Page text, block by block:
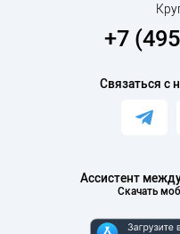
Ассистент
Скачать
+7
Связаться с